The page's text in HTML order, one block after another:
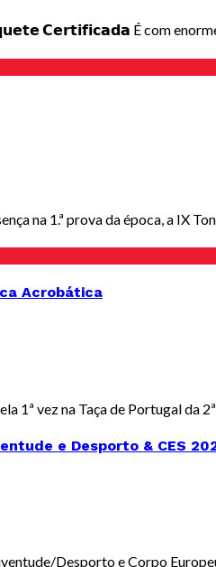
𝗖𝗲𝗿𝘁𝗶𝗳𝗶𝗰𝗮𝗱𝗮 É com
na 1.ª prova da época, a IX
Acrobática
1ª vez na Taça de Portugal da
e Desporto & CES
Desporto e Corpo